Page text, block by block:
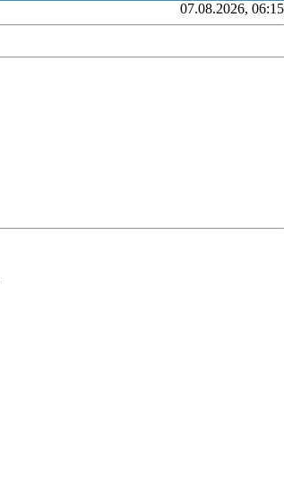
07.08.2026, 06:15